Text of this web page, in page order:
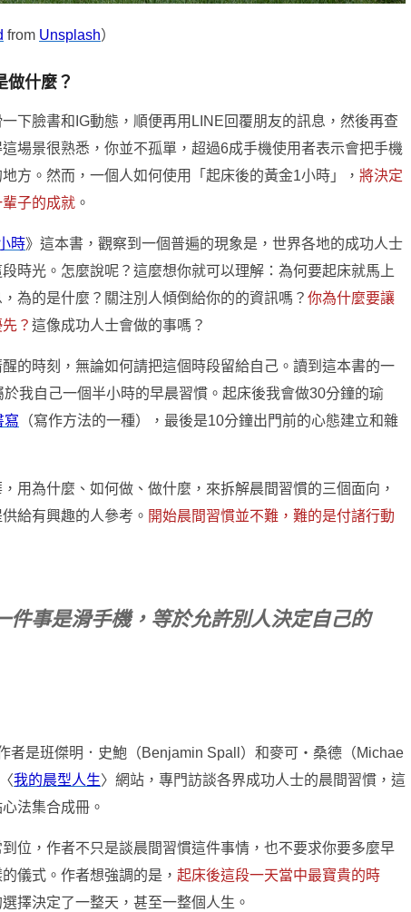
from Unsplash）
做什麼？
下臉書和IG動態，順便再用LINE回覆朋友的訊息，然後再查
場景很熟悉，你並不孤單，超過6成手機使用者表示會把手機
方。然而，一個人如何使用「起床後的黃金1小時」， 將決定
子的成就 。
時》這本書，觀察到一個普遍的現象是，世界各地的成功人士
時光。怎麼說呢？這麼想你就可以理解：為何要起床就馬上
為的是什麼？關注別人傾倒給你的的資訊嗎？ 你為什麼要讓
？ 這像成功人士會做的事嗎？
的時刻，無論如何請把這個時段留給自己。讀到這本書的一
我自己一個半小時的早晨習慣。起床後我會做30分鐘的瑜
寫 （寫作方法的一種），最後是10分鐘出門前的心態建立和雜
用為什麼、如何做、做什麼，來拆解晨間習慣的三個面向，
給有興趣的人參考。 開始晨間習慣並不難，難的是付諸行動
件事是滑手機，等於允許別人決定自己的
者是班傑明．史鮑（Benjamin Spall）和麥可・桑德（Michae
我的晨型人生〉網站，專門訪談各界成功人士的晨間習慣，這
法集合成冊。
位，作者不只是談晨間習慣這件事情，也不要求你要多麼早
儀式。作者想強調的是， 起床後這段一天當中最寶貴的時
擇決定了一整天，甚至一整個人生。